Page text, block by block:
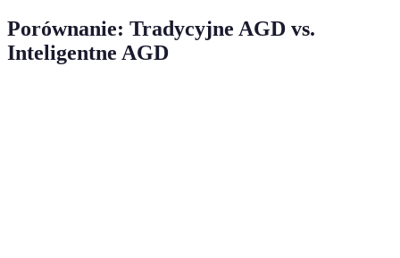
Porównanie: Tradycyjne AGD vs.
Inteligentne AGD